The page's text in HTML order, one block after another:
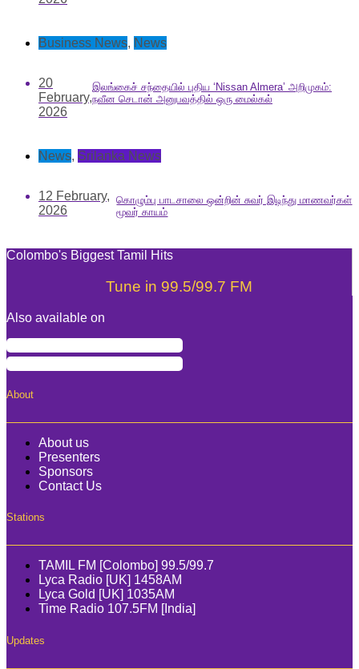
Business News, News
20
February,
2026
இலங்கைச் சந்தையில் புதிய ‘Nissan Almera’ அறிமுகம்:
நவீன செடான் அனுபவத்தில் ஒரு மைல்கல்
News, Srilanka News
12 February,
2026
கொழும்பு பாடசாலை ஒன்றின் சுவர் இடிந்து மாணவர்கள்
மூவர் காயம்
Colombo's Biggest Tamil Hits
Tune in 99.5/99.7 FM
Also available on
About
About us
Presenters
Sponsors
Contact Us
Stations
TAMIL FM [Colombo] 99.5/99.7
Lyca Radio [UK] 1458AM
Lyca Gold [UK] 1035AM
Time Radio 107.5FM [India]
Updates